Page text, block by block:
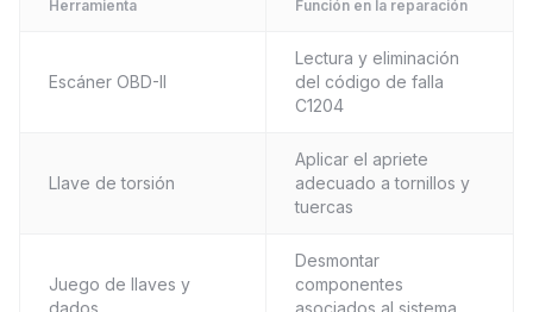
Herramienta Función en la reparación
Escáner OBD-II
Lectura y eliminación
del código de falla
C1204
Llave de torsión
Aplicar el apriete
adecuado a tornillos y
tuercas
Juego de llaves y
dados
Desmontar
componentes
asociados al sistema